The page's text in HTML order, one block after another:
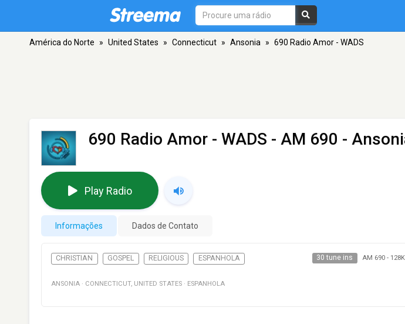
América do Norte » United States » Connecticut » Ansonia » 690 Radio Amor - WADS
690 Radio Amor - WADS - AM 690 -
Play Radio
Informações Dados de Contato
CHRISTIAN GOSPEL RELIGIOUS ESPANHOLA 30 tune ins AM 690-
ANSONIA · CONNECTICUT, UNITED STATES · ESPANHOLA